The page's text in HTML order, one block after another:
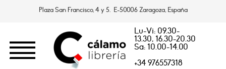
Plaza San Francisco, 4 y 5. E-50006 Zaragoza, España
Lu-Vi: 09.30-
13.30, 16.30-20.30
Sa: 10.00-14.00
+34 976557318